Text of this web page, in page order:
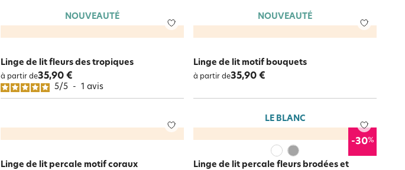
NOUVEAUTÉ
Linge de lit fleurs des tropiques
à partir de35,90 €
5/5 - 1 avis
NOUVEAUTÉ
Linge de lit motif bouquets
à partir de35,90 €
Linge de lit percale motif coraux
LE BLANC
-30%
Linge de lit percale fleurs brodées et